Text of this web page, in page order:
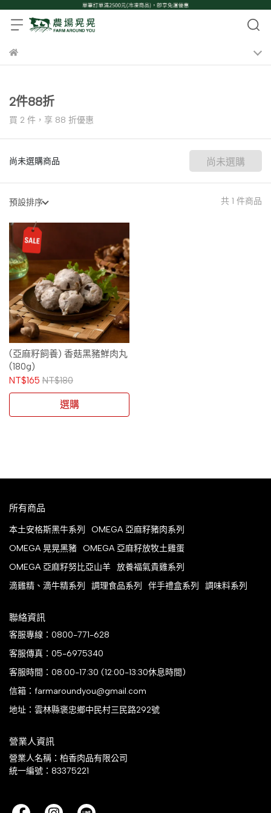
2件88折
買 2 件， 享 88 折優惠
尚未選購商品 尚未選購
預設排序 共 1 件商品
(亞麻籽飼養) 香菇黑豬鮮肉丸
(180g)
NT$165 NT$180
選購
所有商品
本土安格斯黑牛系列
OMEGA 亞麻籽豬肉系列
OMEGA 晃晃黑豬 OMEGA 亞麻籽放牧土雞蛋
OMEGA 亞麻籽努比亞山羊 放養福氣貴雞系列
滴雞精、滴牛精系列
調理食品系列 伴手禮盒系列 調味料系列
聯絡資訊
客服專線：0800-771-628
客服傳真：05-6975340
客服時間：08:00-17:30 (12:00-13:30休息時間)
信箱：farmaroundyou@gmail.com
地址：雲林縣褒忠鄉中民村三民路292號
營業人資訊
營業人名稱：柏香肉品有限公司
統一編號：83375221